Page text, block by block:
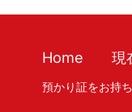
Home 現
預かり証をお持